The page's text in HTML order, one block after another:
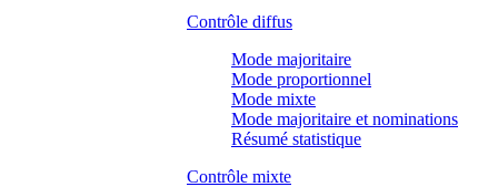
Contrôle diffus
Mode majoritaire
Mode proportionnel
Mode mixte
Mode majoritaire et nominations
Résumé statistique
Contrôle mixte